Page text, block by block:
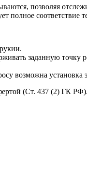
позволяя
полное соответствие
заданную точку
возможна
(Ст. 437 (2) ГК